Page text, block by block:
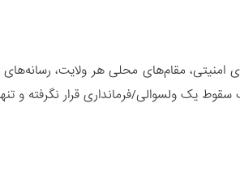
امنیتی، مقام‌های محلی هر ولایت،
یک ولسوالی/فرمانداری قرار نگرفته و